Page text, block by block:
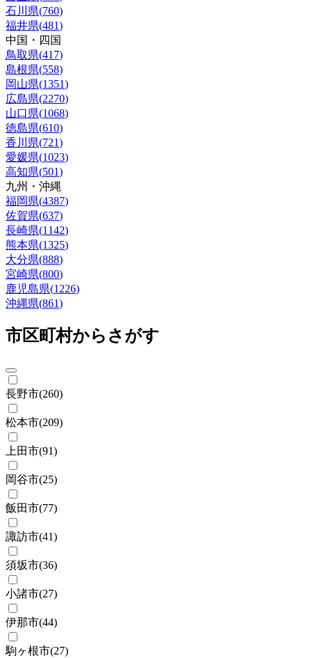
石川県(760)
福井県(481)
中国・四国
鳥取県(417)
島根県(558)
岡山県(1351)
広島県(2270)
山口県(1068)
徳島県(610)
香川県(721)
愛媛県(1023)
高知県(501)
九州・沖縄
福岡県(4387)
佐賀県(637)
長崎県(1142)
熊本県(1325)
大分県(888)
宮崎県(800)
鹿児島県(1226)
沖縄県(861)
市区町村からさがす
長野市(260)
松本市(209)
上田市(91)
岡谷市(25)
飯田市(77)
諏訪市(41)
須坂市(36)
小諸市(27)
伊那市(44)
駒ヶ根市(27)